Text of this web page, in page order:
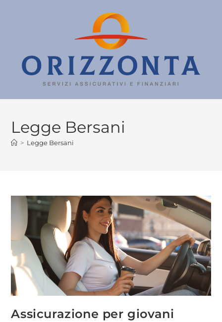
Legge Bersani
> Legge Bersani
Assicurazione per giovani